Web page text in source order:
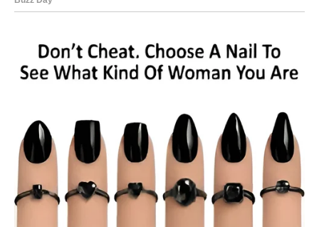
donose osećaj da se nešto važno „kliknulo“ u vama – kao
Ovo je vreme u kojem Vodolija prestaje da se prilagođava
promena načina razmišljanja ili odluka koja vam vraća
osećaj slobode. Zvezde vas podržavaju u svemu što je
autentično i iskreno.